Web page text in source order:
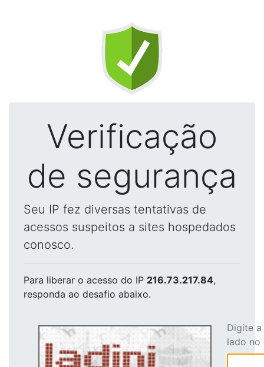
Verificação
de segurança
Seu IP fez diversas tentativas de
acessos suspeitos a sites hospedados
conosco.
Para liberar o acesso do IP 216.73.217.84,
responda ao desafio abaixo.
Digite
lado no